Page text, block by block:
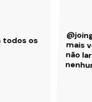
todos os mais
não